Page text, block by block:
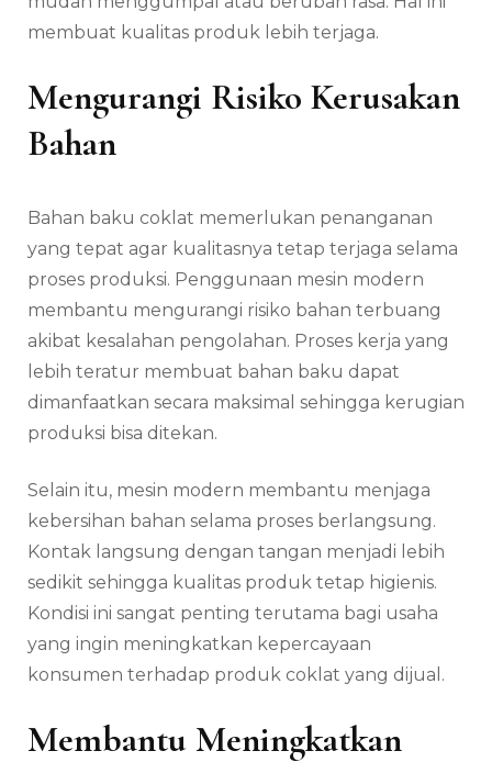
membuat kualitas produk lebih terjaga.
Mengurangi Risiko Kerusakan
Bahan
Bahan baku coklat memerlukan penanganan
yang tepat agar kualitasnya tetap terjaga selama
proses produksi. Penggunaan mesin modern
membantu mengurangi risiko bahan terbuang
akibat kesalahan pengolahan. Proses kerja yang
lebih teratur membuat bahan baku dapat
dimanfaatkan secara maksimal sehingga kerugian
produksi bisa ditekan.
Selain itu, mesin modern membantu menjaga
kebersihan bahan selama proses berlangsung.
Kontak langsung dengan tangan menjadi lebih
sedikit sehingga kualitas produk tetap higienis.
Kondisi ini sangat penting terutama bagi usaha
yang ingin meningkatkan kepercayaan
konsumen terhadap produk coklat yang dijual.
Membantu Meningkatkan